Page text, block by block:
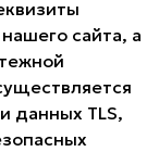
сайта, а
данных TLS,